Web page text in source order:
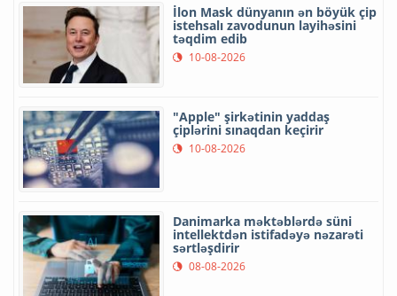
İlon Mask dünyanın ən böyük çip
istehsalı zavodunun layihəsini
təqdim edib
10-08-2026
"Apple" şirkətinin yaddaş
çiplərini sınaqdan keçirir
10-08-2026
Danimarka məktəblərdə süni
intellektdən istifadəyə nəzarəti
sərtləşdirir
08-08-2026